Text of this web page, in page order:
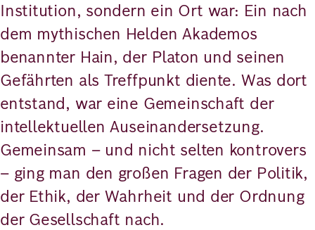
Institution, sondern ein Ort war: Ein nach
dem mythischen Helden Akademos
benannter Hain, der Platon und seinen
Gefährten als Treffpunkt diente. Was dort
entstand, war eine Gemeinschaft der
intellektuellen Auseinandersetzung.
Gemeinsam – und nicht selten kontrovers
– ging man den großen Fragen der Politik,
der Ethik, der Wahrheit und der Ordnung
der Gesellschaft nach.